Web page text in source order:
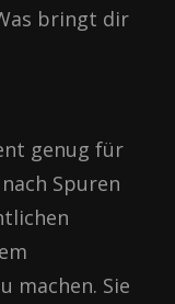
bringt dir
genug für
Spuren
machen. Sie